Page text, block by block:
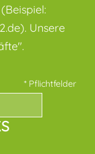
Unsere
* Pflichtfelder